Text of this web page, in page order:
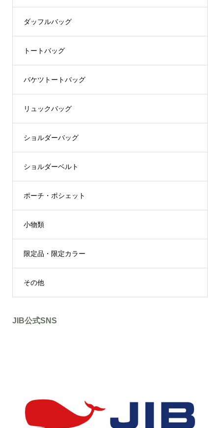
ダッフルバッグ
トートバッグ
バケツトートバッグ
リュックバッグ
ショルダーバッグ
ショルダーベルト
ポーチ・ポシェット
小物類
限定品・限定カラー
その他
JIB公式SNS